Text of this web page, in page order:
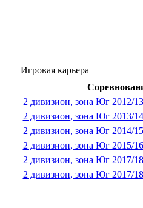
Игровая карьера
2 дивизион, зона Юг 2012/13
2 дивизион, зона Юг 2013/14
2 дивизион, зона Юг 2014/15
2 дивизион, зона Юг 2015/16
2 дивизион, зона Юг 2017/18
2 дивизион, зона Юг 2017/18